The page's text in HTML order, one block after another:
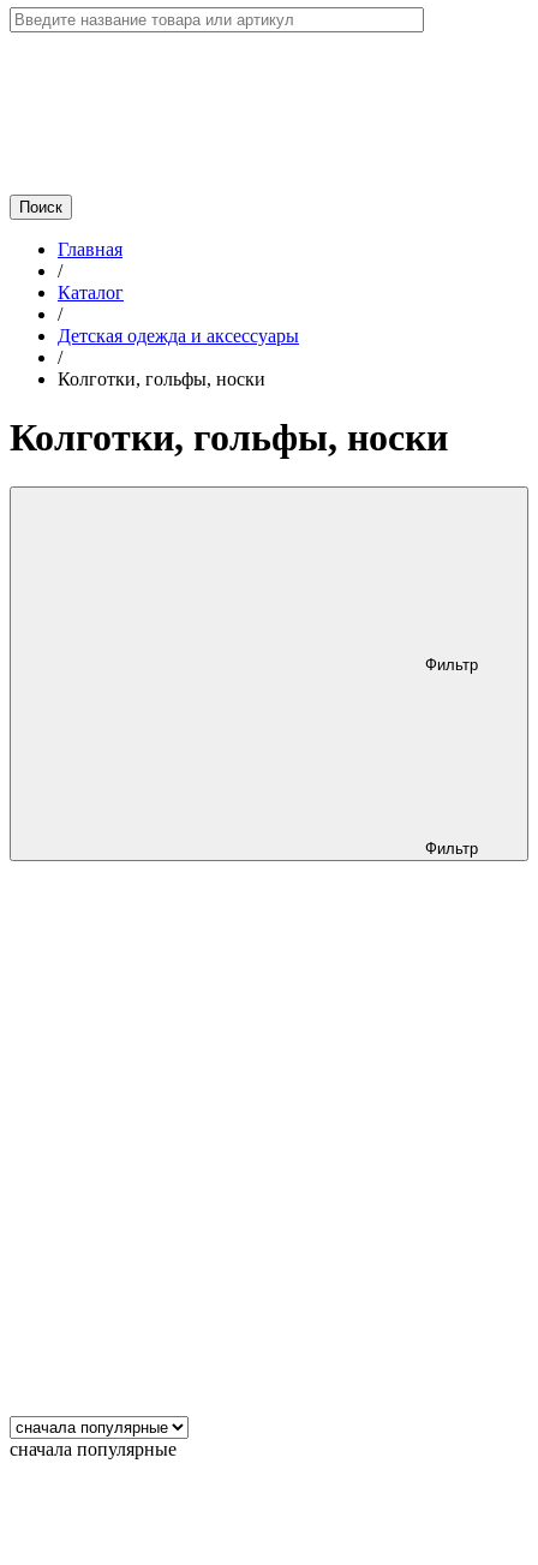
Главная
/
Каталог
/
Детская одежда и аксессуары
/
Колготки, гольфы, носки
Колготки, гольфы, носки
Фильтр
Фильтр
сначала популярные